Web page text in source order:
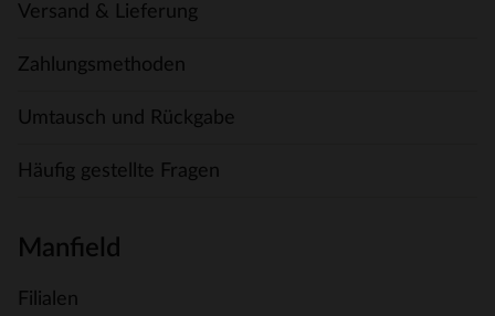
Versand & Lieferung
Zahlungsmethoden
Umtausch und Rückgabe
Häufig gestellte Fragen
Manfield
Filialen